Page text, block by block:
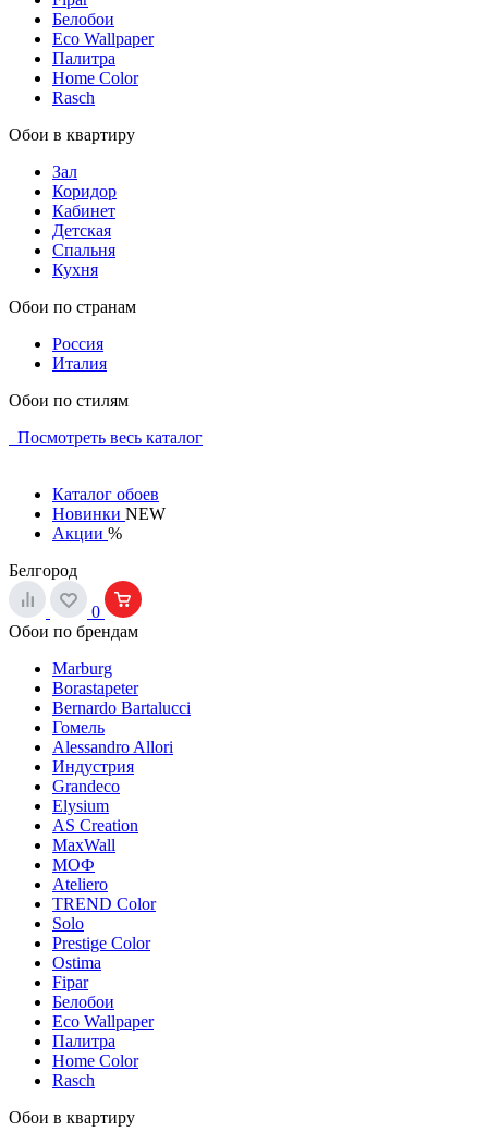
Белобои
Eco Wallpaper
Палитра
Home Color
Rasch
Обои в квартиру
Зал
Коридор
Кабинет
Детская
Спальня
Кухня
Обои по странам
Россия
Италия
Обои по стилям
Посмотреть весь каталог
Каталог обоев
Новинки NEW
Акции %
Белгород
0
Обои по брендам
Marburg
Borastapeter
Bernardo Bartalucci
Гомель
Alessandro Allori
Индустрия
Grandeco
Elysium
AS Creation
MaxWall
МОФ
Ateliero
TREND Color
Solo
Prestige Color
Ostima
Fipar
Белобои
Eco Wallpaper
Палитра
Home Color
Rasch
Обои в квартиру